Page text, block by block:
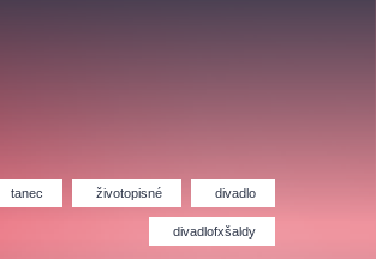
tanec životopisné divadlo
divadlofxšaldy